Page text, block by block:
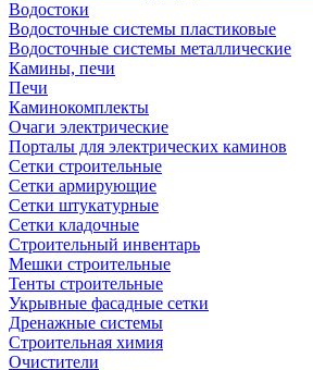
Водостоки
Водосточные системы пластиковые
Водосточные системы металлические
Камины, печи
Печи
Каминокомплекты
Очаги электрические
Порталы для электрических каминов
Сетки строительные
Сетки армирующие
Сетки штукатурные
Сетки кладочные
Строительный инвентарь
Мешки строительные
Тенты строительные
Укрывные фасадные сетки
Дренажные системы
Строительная химия
Очистители